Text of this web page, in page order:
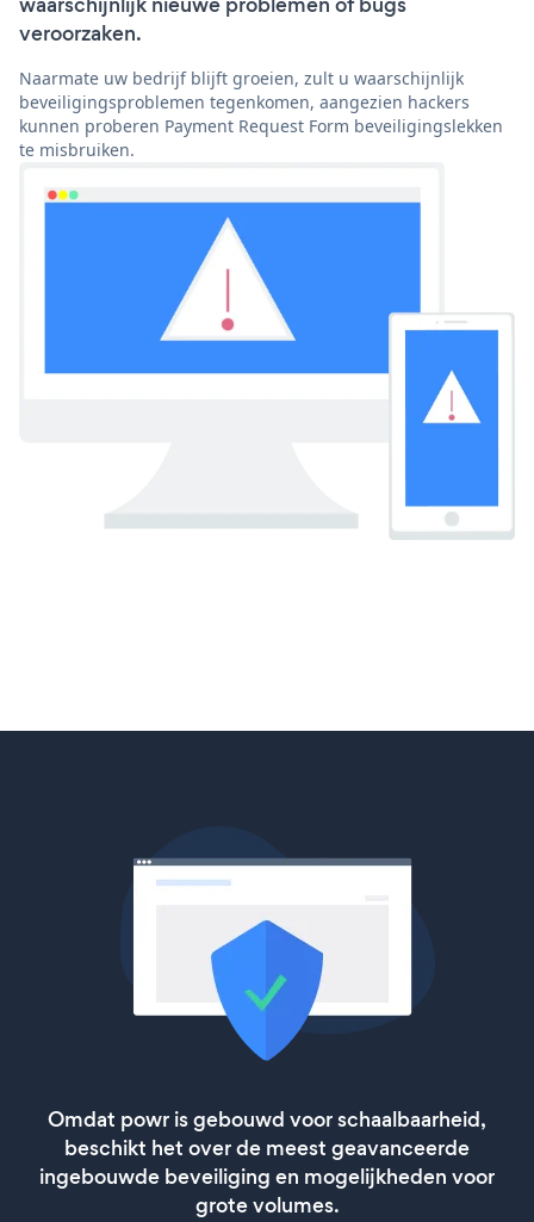
veroorzaken.
Naarmate uw bedrijf blijft groeien, zult u waarschijnlijk
beveiligingsproblemen tegenkomen, aangezien hackers
kunnen proberen Payment Request Form beveiligingslekken
te misbruiken.
Omdat powr is gebouwd voor schaalbaarheid,
beschikt het over de meest geavanceerde
ingebouwde beveiliging en mogelijkheden voor
grote volumes.